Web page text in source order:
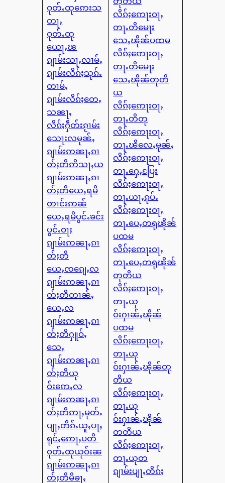
ဝုတ်ႉထုဢေးသ
တႃႇ
ဝုတ်ႉထု
ယေႃႇၽ
ၵျၢမ်းသႃႇလၢမ်ႇ
ၵျၢမ်းလိၵ်ႈသုၵ်ႉ
တၢမ်ႇ
ၵျၢမ်းလိၵ်ႈတေႇ
သၼႃႇ
လိၵ်ႈႁဵတ်းၵႂၢမ်း
သေႃးလမုၼ်ႇ
ၵျၢမ်းဢၼႃႇၵၢ
တ်ႈတိဢိသႃႇယ
ၵျၢမ်းဢၼႃႇၵၢ
တ်ႈတိယေႇရမိ
တၢင်းဢၼ်
ယေႇရမိပွင်ႉၶင်း
ပွင်ႉဝႃႈ
ၵျၢမ်းဢၼႃႇၵၢ
တ်ႈတိ
ယေႇၸၵျေႇလ
ၵျၢမ်းဢၼႃႇၵၢ
တ်ႈတိတၢၼ်ႇ
ယေႇလ
ၵျၢမ်းဢၼႃႇၵၢ
တ်ႈတိႁူဝ်ႇ
သေႇ
ၵျၢမ်းဢၼႃႇၵၢ
တ်ႈတိယု
ဝ်းဢေႇလ
ၵျၢမ်းဢၼႃႇၵၢ
တ်ႈတိဢႃႇမုတ်ႉ
ပျႃႇတိၵ်ႉယူႇပႃႇ
ရုင်ႇဢေႃႇပတိ
ဝုတ်ႉထုယုဝ်းၼ
ၵျၢမ်းဢၼႃႇၵၢ
တ်ႈတိမိၶႃႇ
လိၵ်ႈဢေႃးဝႃႇ
တႃႉတိမေႃး
သေႇၽိုၼ်ပထမ
လိၵ်ႈဢေႃးဝႃႇ
တႃႉတိမေႃး
သေႇၽိုၼ်တုတိ
ယ
လိၵ်ႈဢေႃးဝႃႇ
တႃႉတိတု
လိၵ်ႈဢေႃးဝႃႇ
တႃႉၽိလေႇမုၼ်ႇ
လိၵ်ႈဢေႃးဝႃႇ
တႃႉႁေႇပြႄး
လိၵ်ႈဢေႃးဝႃႇ
တႃႉယႃႇၵုပ်ႉ
လိၵ်ႈဢေႃးဝႃႇ
တႃႉပေႇတရုၽိုၼ်
ပထမ
လိၵ်ႈဢေႃးဝႃႇ
တႃႉပေႇတရုၽိုၼ်
တုတိယ
လိၵ်ႈဢေႃးဝႃႇ
တႃႉယု
ဝ်းႁၢၼ်ႇၽိုၼ်
ပထမ
လိၵ်ႈဢေႃးဝႃႇ
တႃႉယု
ဝ်းႁၢၼ်ႇၽိုၼ်တု
တိယ
လိၵ်ႈဢေႃးဝႃႇ
တႃႉယု
ဝ်းႁၢၼ်ႇၽိုၼ်
တတိယ
လိၵ်ႈဢေႃးဝႃႇ
တႃႉယုတ
ၵျၢမ်းပျႃႇတိၵ်ႈ